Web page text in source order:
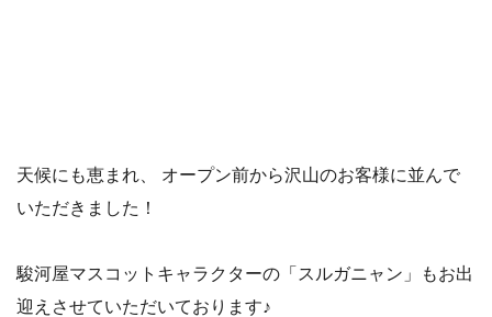
天候にも恵まれ、 オープン前から沢山のお客様に並んで
いただきました！
駿河屋マスコットキャラクターの「スルガニャン」もお出
迎えさせていただいております♪